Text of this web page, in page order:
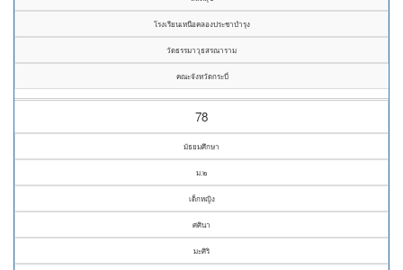
โรงเรียนเหนือคลองประชาบำรุง
วัดธรรมาวุธสรณาราม
คณะจังหวัดกระบี่
78
มัธยมศึกษา
ม.๒
เด็กหญิง
ศศินา
มะศิริ